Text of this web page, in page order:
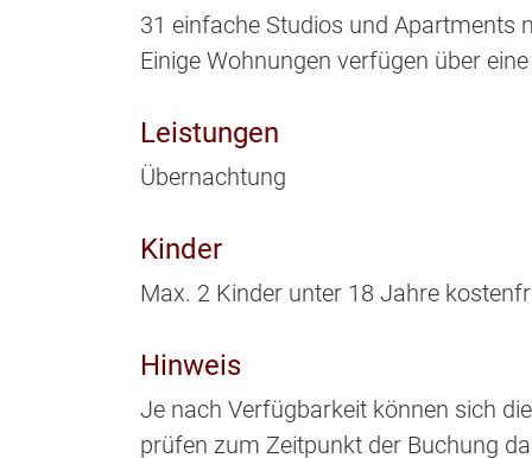
31 einfache Studios und Apartments
Einige Wohnungen verfügen über
Leistungen
Übernachtung
Kinder
Max. 2 Kinder unter 18 Jahre
Hinweis
Je nach Verfügbarkeit können sich
prüfen zum Zeitpunkt der Buchung